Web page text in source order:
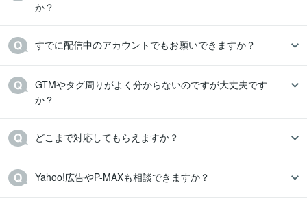
か？
すでに配信中のアカウントでもお願いできますか？
GTMやタグ周りがよく分からないのですが大丈夫です
か？
どこまで対応してもらえますか？
Yahoo!広告やP-MAXも相談できますか？